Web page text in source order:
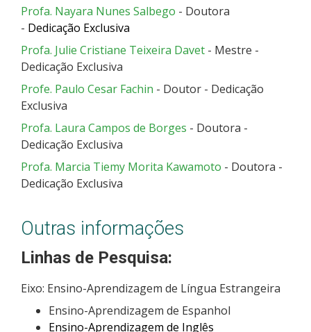
Profa. Nayara Nunes Salbego - Doutora
- Dedicação Exclusiva
Profa. Julie Cristiane Teixeira Davet - Mestre -
Dedicação Exclusiva
Profe. Paulo Cesar Fachin - Doutor - Dedicação
Exclusiva
Profa. Laura Campos de Borges - Doutora -
Dedicação Exclusiva
Profa. Marcia Tiemy Morita Kawamoto - Doutora -
Dedicação Exclusiva
Outras informações
Linhas de Pesquisa:
Eixo: Ensino-Aprendizagem de Língua Estrangeira
Ensino-Aprendizagem de Espanhol
Ensino-Aprendizagem de Inglês